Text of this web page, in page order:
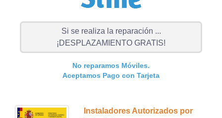
Si se realiza la reparación ...
¡DESPLAZAMIENTO GRATIS!
No reparamos Móviles.
Aceptamos Pago con Tarjeta
Instaladores Autorizados por